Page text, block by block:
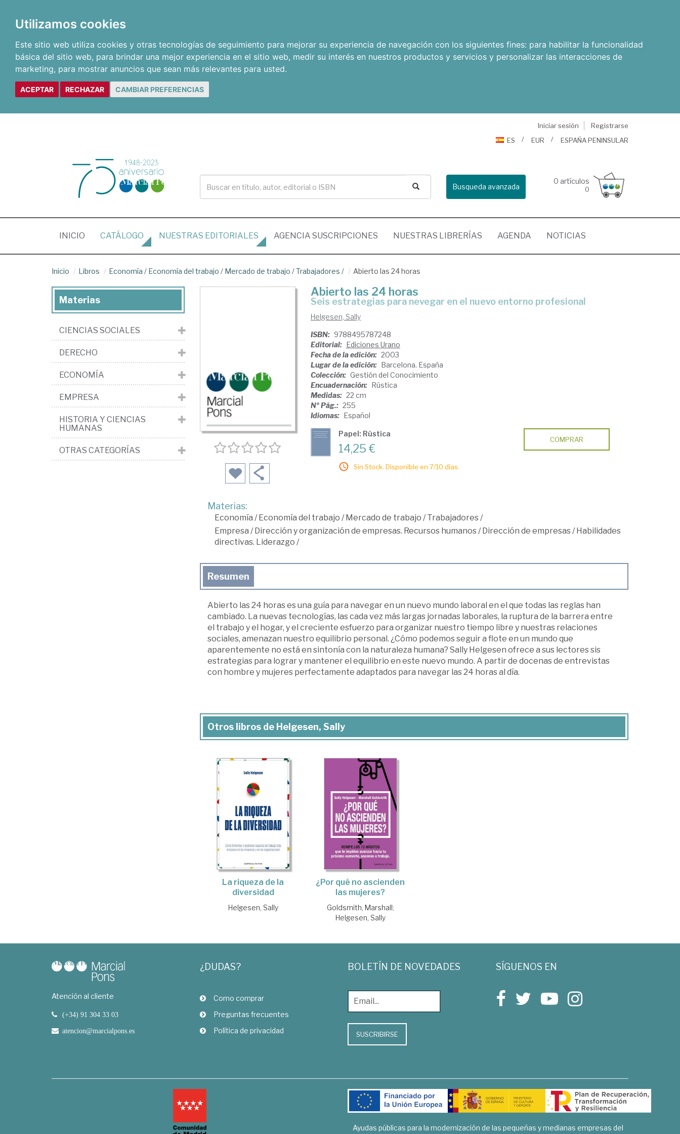
Utilizamos cookies
Este sitio web utiliza cookies y otras tecnologías de seguimiento para mejorar su experiencia de navegación con los siguientes fines: para habilitar la funcionalidad
básica del sitio web, para brindar una mejor experiencia en el sitio web, medir su interés en nuestros productos y servicios y personalizar las interacciones de
marketing, para mostrar anuncios que sean más relevantes para usted.
ACEPTAR RECHAZAR CAMBIAR PREFERENCIAS
Iniciar sesión
Registrarse
ES
EUR ESPAÑA PENINSULAR
Busqueda avanzada
0 artículos
0
INICIO (CURRENT)
CATÁLOGO NUESTRAS EDITORIALES AGENCIA SUSCRIPCIONES NUESTRAS LIBRERÍAS AGENDA NOTICIAS
Inicio Libros Economía / Economía del trabajo / Mercado de trabajo /Trabajadores / Abierto las 24 horas
Abierto las 24 horas
seis estrategias para nevegar en el nuevo entorno profesional
Helgesen, Sally
ISBN: 9788495787248
Editorial: Ediciones Urano
Fecha de la edición: 2003
Lugar de la edición: Barcelona. España
Colección: Gestión del Conocimiento
Encuadernación: Rústica
Medidas: 22 cm
Nº Pág.: 255
Idiomas: Español
Papel: Rústica
14,25 €
Sin Stock. Disponible en 7/10 días.
COMPRAR
Materias:
Economía /Economía del trabajo /Mercado de trabajo /Trabajadores/
Empresa /Dirección y organización de empresas. Recursos humanos/Dirección de empresas/Habilidades
directivas. Liderazgo /
Resumen
Abierto las 24 horas es una guía para navegar en un nuevo mundo laboral en el que todas las reglas han
cambiado. La nuevas tecnologías, las cada vez más largas jornadas laborales, la ruptura de la barrera entre
el trabajo y el hogar, y el creciente esfuerzo para organizar nuestro tiempo libre y nuestras relaciones
sociales, amenazan nuestro equilibrio personal. ¿Cómo podemos seguir a flote en un mundo que
aparentemente no está en sintonía con la naturaleza humana? Sally Helgesen ofrece a sus lectores sis
estrategias para lograr y mantener el equilibrio en este nuevo mundo. A partir de docenas de entrevistas
con hombre y mujeres perfectamente adaptados para navegar las 24 horas al día.
Otros libros de Helgesen, Sally
La riqueza de la
diversidad
Helgesen, Sally
¿Por qué no ascienden
las mujeres?
Goldsmith, Marshall ;
Helgesen, Sally
Materias
CIENCIAS SOCIALES
DERECHO
ECONOMÍA
EMPRESA
HISTORIA Y CIENCIAS
HUMANAS
OTRAS CATEGORÍAS
Atención al cliente
(+34) 91 304 33 03
atencion@marcialpons.es
¿DUDAS?
Como comprar
Preguntas frecuentes
Política de privacidad
BOLETÍN DE NOVEDADES
SUSCRIBIRSE
SÍGUENOS EN
Ayudas públicas para la modernización de las pequeñas y medianas empresas del